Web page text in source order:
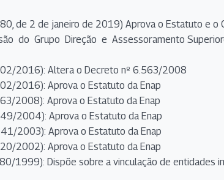
de 2 de janeiro de 2019) Aprova o Estatuto e o
do Grupo Direção e Assessoramento
2016): Altera o Decreto nº 6.563/2008
2016): Aprova o Estatuto da Enap
2008): Aprova o Estatuto da Enap
2004): Aprova o Estatuto da Enap
2003): Aprova o Estatuto da Enap
2002): Aprova o Estatuto da Enap
1999): Dispõe sobre a vinculação de entidades